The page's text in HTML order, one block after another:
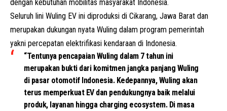
dengan kebutuhan mobilitas masyarakat Indonesia.
Seluruh lini Wuling EV ini diproduksi di Cikarang, Jawa Barat dan
merupakan dukungan nyata Wuling dalam program pemerintah
yakni percepatan elektrifikasi kendaraan di Indonesia.
“Tentunya pencapaian Wuling dalam 7 tahun ini
merupakan bukti dari komitmen jangka panjang Wuling
di pasar otomotif Indonesia. Kedepannya, Wuling akan
terus memperkuat EV dan pendukungnya baik melalui
produk, layanan hingga charging ecosystem. Di masa